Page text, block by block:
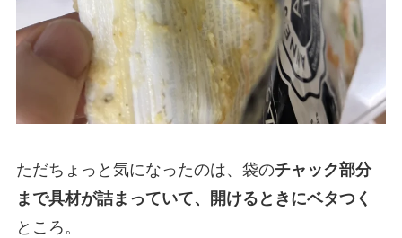
ただちょっと気になったのは、袋のチャック部分
まで具材が詰まっていて、開けるときにベタつく
ところ。